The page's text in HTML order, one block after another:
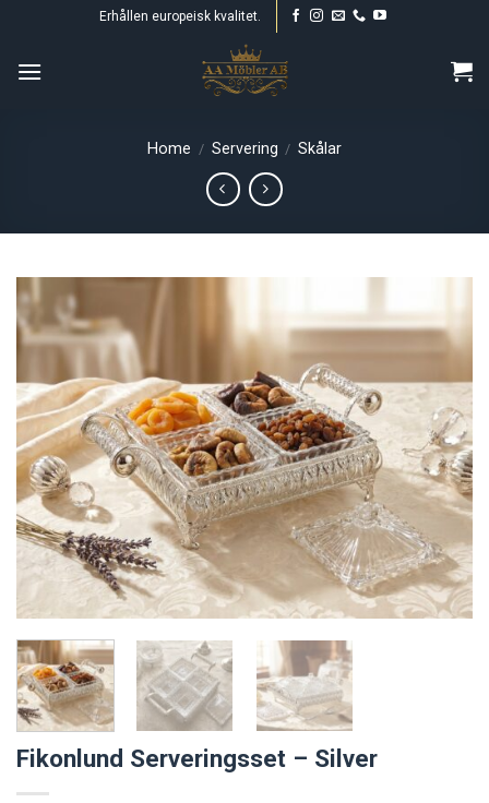
content
Erhållen europeisk kvalitet.
Home / Servering / Skålar
Fikonlund Serveringsset – Silver